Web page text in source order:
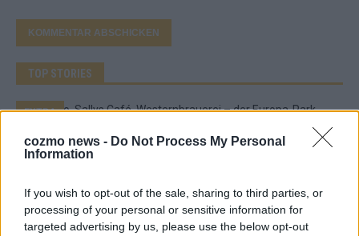
cozmo news - Do Not Process My Personal
Information
If you wish to opt-out of the sale, sharing to third parties, or
processing of your personal or sensitive information for
targeted advertising by us, please use the below opt-out
TOP STORIES
Monaco, Sallys Café, Westernbrauerei – der
EXTRA
Juni 2026